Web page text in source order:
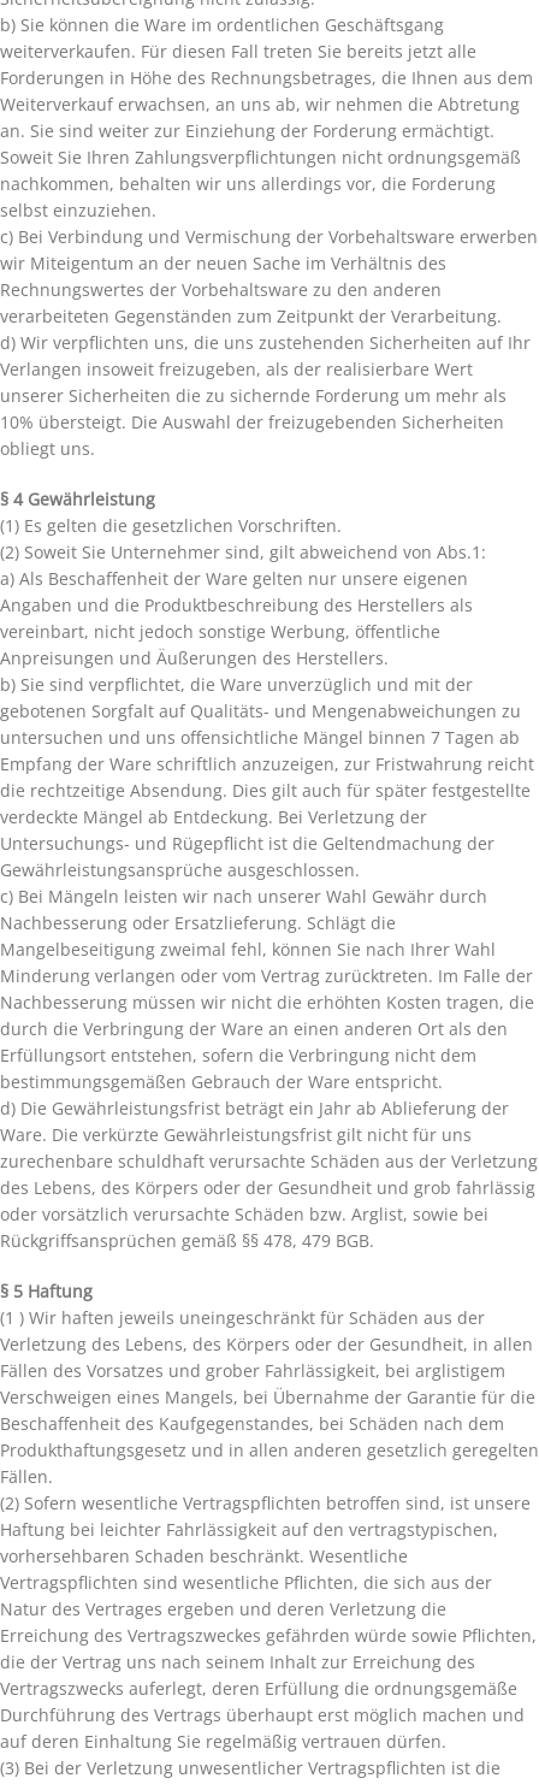
b) Sie können die Ware im ordentlichen Geschäftsgang
weiterverkaufen. Für diesen Fall treten Sie bereits jetzt alle
Forderungen in Höhe des Rechnungsbetrages, die Ihnen aus dem
Weiterverkauf erwachsen, an uns ab, wir nehmen die Abtretung
an. Sie sind weiter zur Einziehung der Forderung ermächtigt.
Soweit Sie Ihren Zahlungsverpflichtungen nicht ordnungsgemäß
nachkommen, behalten wir uns allerdings vor, die Forderung
selbst einzuziehen.
c) Bei Verbindung und Vermischung der Vorbehaltsware erwerben
wir Miteigentum an der neuen Sache im Verhältnis des
Rechnungswertes der Vorbehaltsware zu den anderen
verarbeiteten Gegenständen zum Zeitpunkt der Verarbeitung.
d) Wir verpflichten uns, die uns zustehenden Sicherheiten auf Ihr
Verlangen insoweit freizugeben, als der realisierbare Wert
unserer Sicherheiten die zu sichernde Forderung um mehr als
10% übersteigt. Die Auswahl der freizugebenden Sicherheiten
obliegt uns.
§ 4 Gewährleistung
(1) Es gelten die gesetzlichen Vorschriften.
(2) Soweit Sie Unternehmer sind, gilt abweichend von Abs.1:
a) Als Beschaffenheit der Ware gelten nur unsere eigenen
Angaben und die Produktbeschreibung des Herstellers als
vereinbart, nicht jedoch sonstige Werbung, öffentliche
Anpreisungen und Äußerungen des Herstellers.
b) Sie sind verpflichtet, die Ware unverzüglich und mit der
gebotenen Sorgfalt auf Qualitäts- und Mengenabweichungen zu
untersuchen und uns offensichtliche Mängel binnen 7 Tagen ab
Empfang der Ware schriftlich anzuzeigen, zur Fristwahrung reicht
die rechtzeitige Absendung. Dies gilt auch für später festgestellte
verdeckte Mängel ab Entdeckung. Bei Verletzung der
Untersuchungs- und Rügepflicht ist die Geltendmachung der
Gewährleistungsansprüche ausgeschlossen.
c) Bei Mängeln leisten wir nach unserer Wahl Gewähr durch
Nachbesserung oder Ersatzlieferung. Schlägt die
Mangelbeseitigung zweimal fehl, können Sie nach Ihrer Wahl
Minderung verlangen oder vom Vertrag zurücktreten. Im Falle der
Nachbesserung müssen wir nicht die erhöhten Kosten tragen, die
durch die Verbringung der Ware an einen anderen Ort als den
Erfüllungsort entstehen, sofern die Verbringung nicht dem
bestimmungsgemäßen Gebrauch der Ware entspricht.
d) Die Gewährleistungsfrist beträgt ein Jahr ab Ablieferung der
Ware. Die verkürzte Gewährleistungsfrist gilt nicht für uns
zurechenbare schuldhaft verursachte Schäden aus der Verletzung
des Lebens, des Körpers oder der Gesundheit und grob fahrlässig
oder vorsätzlich verursachte Schäden bzw. Arglist, sowie bei
Rückgriffsansprüchen gemäß §§ 478, 479 BGB.
§ 5 Haftung
(1 ) Wir haften jeweils uneingeschränkt für Schäden aus der
Verletzung des Lebens, des Körpers oder der Gesundheit, in allen
Fällen des Vorsatzes und grober Fahrlässigkeit, bei arglistigem
Verschweigen eines Mangels, bei Übernahme der Garantie für die
Beschaffenheit des Kaufgegenstandes, bei Schäden nach dem
Produkthaftungsgesetz und in allen anderen gesetzlich geregelten
Fällen.
(2) Sofern wesentliche Vertragspflichten betroffen sind, ist unsere
Haftung bei leichter Fahrlässigkeit auf den vertragstypischen,
vorhersehbaren Schaden beschränkt. Wesentliche
Vertragspflichten sind wesentliche Pflichten, die sich aus der
Natur des Vertrages ergeben und deren Verletzung die
Erreichung des Vertragszweckes gefährden würde sowie Pflichten,
die der Vertrag uns nach seinem Inhalt zur Erreichung des
Vertragszwecks auferlegt, deren Erfüllung die ordnungsgemäße
Durchführung des Vertrags überhaupt erst möglich machen und
auf deren Einhaltung Sie regelmäßig vertrauen dürfen.
(3) Bei der Verletzung unwesentlicher Vertragspflichten ist die